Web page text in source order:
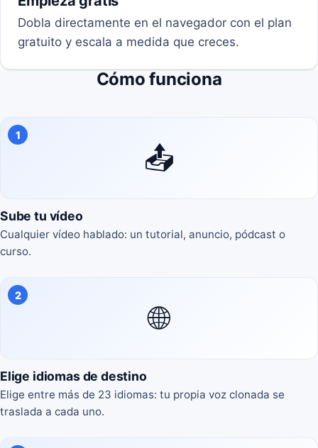
Dobla directamente en el navegador con el plan
gratuito y escala a medida que creces.
Cómo funciona
📤
1
Sube tu vídeo
Cualquier vídeo hablado: un tutorial, anuncio, pódcast o
curso.
🌐
2
Elige idiomas de destino
Elige entre más de 23 idiomas: tu propia voz clonada se
traslada a cada uno.